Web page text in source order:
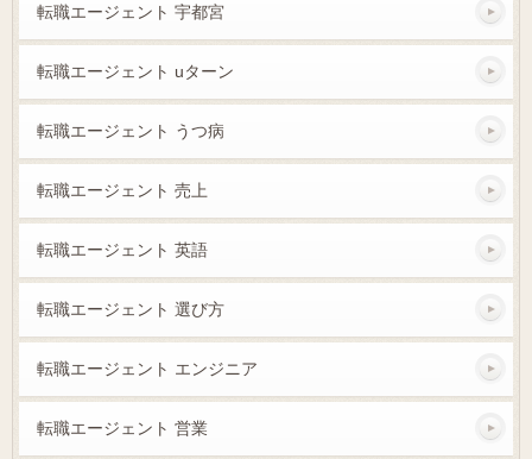
転職エージェント 宇都宮
転職エージェント uターン
転職エージェント うつ病
転職エージェント 売上
転職エージェント 英語
転職エージェント 選び方
転職エージェント エンジニア
転職エージェント 営業